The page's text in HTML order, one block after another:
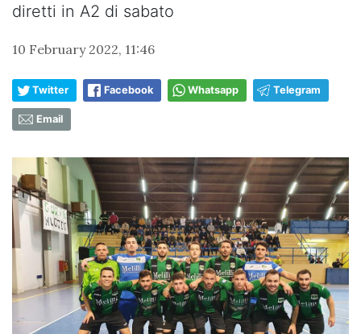
diretti in A2 di sabato
10 February 2022, 11:46
Twitter Facebook Whatsapp Telegram
Email